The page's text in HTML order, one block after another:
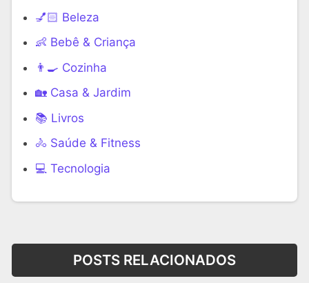
💅🏻 Beleza
👶 Bebê & Criança
👨‍🍳 Cozinha
🏡 Casa & Jardim
📚 Livros
🚴 Saúde & Fitness
‍💻 Tecnologia
POSTS RELACIONADOS